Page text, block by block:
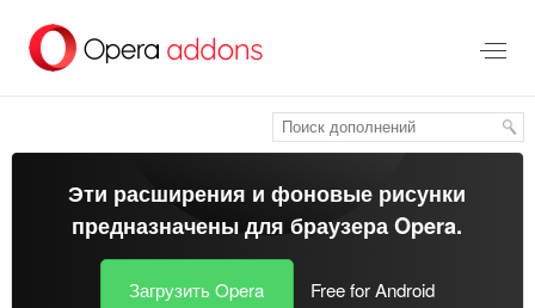
перейти
Эти расширения и фоновые рисунки
предназначены длябраузера Opera.
Загрузить Opera Free for Android